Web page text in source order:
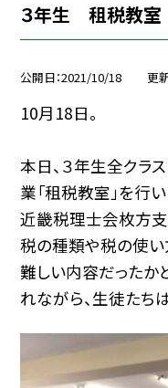
３年生 租税教室
公開日 2021/10/18 更
10月18日。
本日、３年生全クラ
業「租税教室」を行い
近畿税理士会枚方支
税の種類や税の使い
難しい内容だったか
れながら、生徒たち